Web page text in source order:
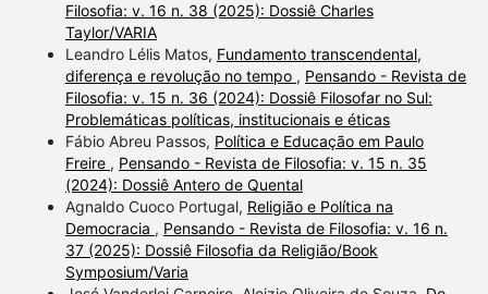
Filosofia: v. 16 n. 38 (2025): Dossiê Charles
Taylor/VARIA
Leandro Lélis Matos, Fundamento transcendental,
diferença e revolução no tempo , Pensando - Revista de
Filosofia: v. 15 n. 36 (2024): Dossiê Filosofar no Sul:
Problemáticas políticas, institucionais e éticas
Fábio Abreu Passos, Política e Educação em Paulo
Freire , Pensando - Revista de Filosofia: v. 15 n. 35
(2024): Dossiê Antero de Quental
Agnaldo Cuoco Portugal, Religião e Política na
Democracia , Pensando - Revista de Filosofia: v. 16 n.
37 (2025): Dossiê Filosofia da Religião/Book
Symposium/Varia